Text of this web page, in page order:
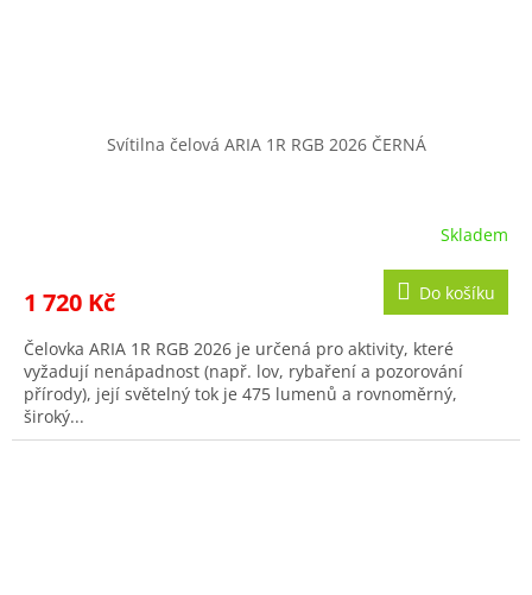
Svítilna čelová ARIA 1R RGB 2026 ČERNÁ
Skladem
1 720 Kč Do košíku
Čelovka ARIA 1R RGB 2026 je určená pro aktivity, které
vyžadují nenápadnost (např. lov, rybaření a pozorování
přírody), její světelný tok je 475 lumenů a rovnoměrný,
široký...